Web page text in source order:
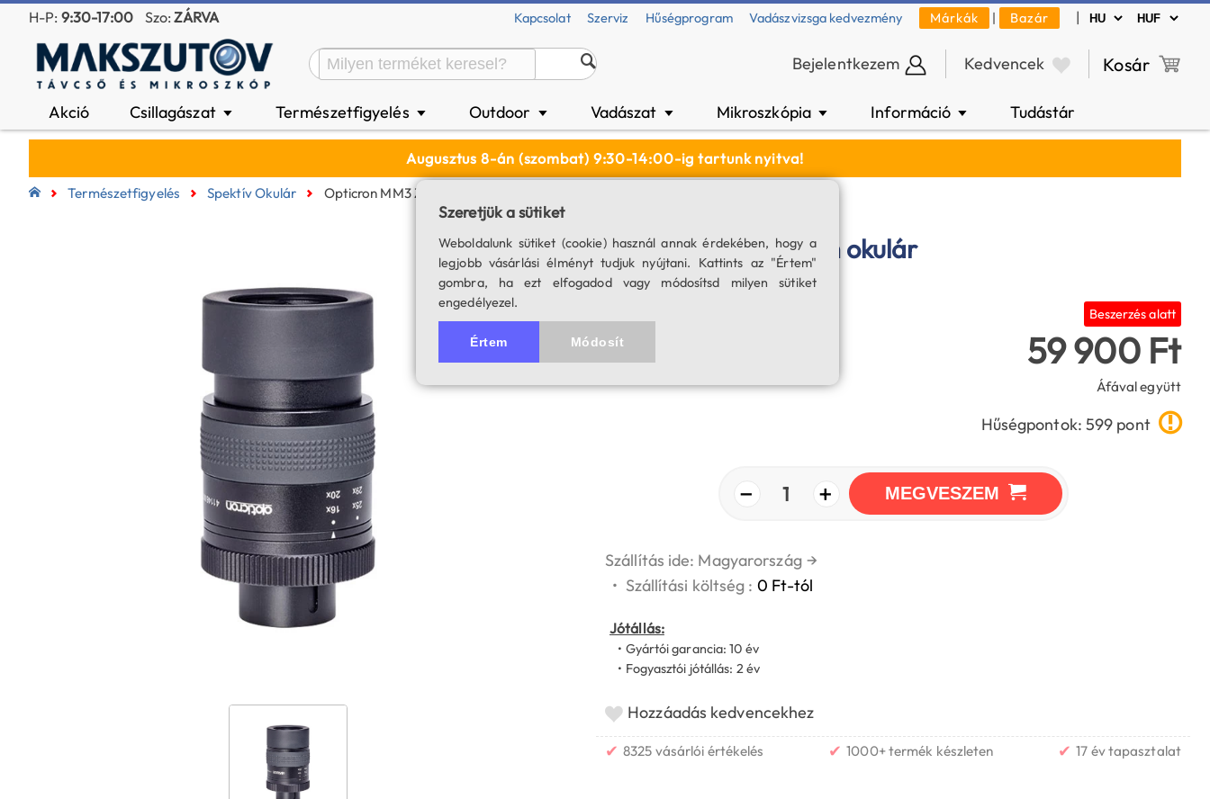
H-P: 9:30-17:00 Szo:ZÁRVA Kapcsolat Szerviz Hűségprogram Vadászvizsga kedvezmény Márkák | Bazár |
Bejelentkezem Kedvencek Kosár
Akció Csillagászat ▼ Természetfigyelés ▼ Outdoor ▼ Vadászat ▼ Mikroszkópia ▼ Információ ▼ Tudástár
Augusztus 8-án (szombat) 9:30-14:00-ig tartunk nyitva!
Természetfigyelés Spektív Okulár Opticron MM3 Zoom Okulár
Opticron MM3 zoom okulár
SKU: 04377
Beszerzés alatt
59 900 Ft
Áfával együtt
Hűségpontok: 599 pont
− 1 + MEGVESZEM
Szállítás ide: Magyarország →
• Szállítási költség : 0 Ft-tól
Jótállás:
• Gyártói garancia: 10 év
• Fogyasztói jótállás: 2 év
Hozzáadás kedvencekhez
✔ 8325 vásárlói értékelés ✔ 1000+ termék készleten ✔ 17 év tapasztalat
Szeretjük a sütiket
Weboldalunk sütiket (cookie) használ annak érdekében, hogy a
legjobb vásárlási élményt tudjuk nyújtani. Kattints az "Értem"
gombra, ha ezt elfogadod vagy módosítsd milyen sütiket
engedélyezel.
Értem Módosít